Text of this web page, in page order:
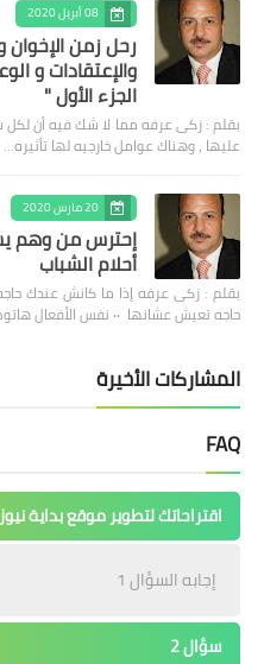
08 أبريل 2020
رحل زمن الإخوان
والإعتقادات و
الجزء الأول "
بقلم : زكى عرفه مما لا شك فيه أن
عليها ، وهناك عوامل خارجيه لها تأثيره…
20 مارس 2020
أحلام الشباب
حاجه تعيش عشانها ٠٠ نفس الأفعال هاتوص…
المشاركات الأخيرة
FAQ
اقتراحاتك لتطوير موقع بداية
إجابه السؤال 1
سؤال 2